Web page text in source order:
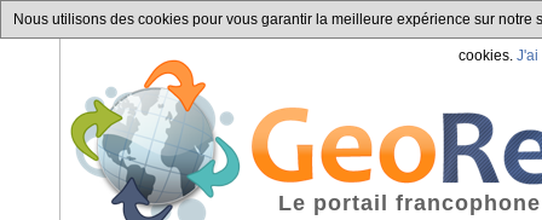
Nous utilisons des cookies pour vous garantir la meilleure expérience sur
cookies. J'ai
Le portail